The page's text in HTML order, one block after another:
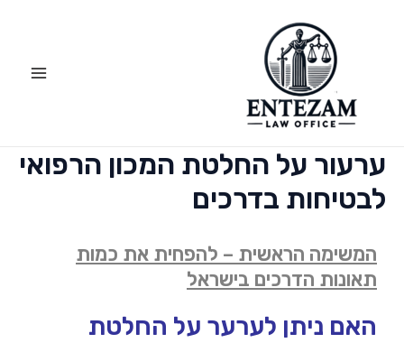
ערעור על החלטת המכון הרפואי
לבטיחות בדרכים
המשימה הראשית – להפחית את כמות
תאונות הדרכים בישראל
האם ניתן לערער על החלטת